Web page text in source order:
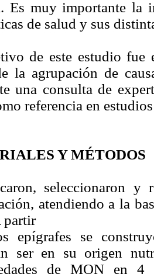
Es muy importante la
de salud y sus
de este estudio fue
la agrupación de
una consulta de
referencia en
Y MÉTODOS
seleccionaron
atendiendo a la
partir
epígrafes se
ser en su origen
de MON en 4